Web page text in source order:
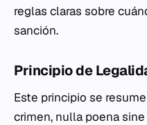
reglas claras sobre
sanción.
Principio de
Este principio se
crimen, nulla poena